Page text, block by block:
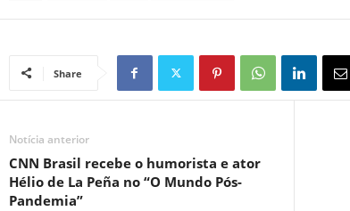
Share
Notícia anterior
CNN Brasil recebe o humorista e ator
Hélio de La Peña no “O Mundo Pós-
Pandemia”